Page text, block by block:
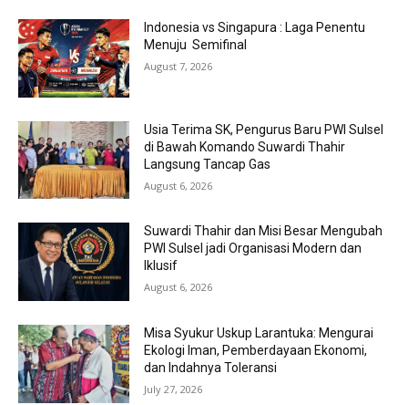
Indonesia vs Singapura : Laga Penentu
Menuju Semifinal
August 7, 2026
Usia Terima SK, Pengurus Baru PWI Sulsel
di Bawah Komando Suwardi Thahir
Langsung Tancap Gas
August 6, 2026
Suwardi Thahir dan Misi Besar Mengubah
PWI Sulsel jadi Organisasi Modern dan
Iklusif
August 6, 2026
Misa Syukur Uskup Larantuka: Mengurai
Ekologi Iman, Pemberdayaan Ekonomi,
dan Indahnya Toleransi
July 27, 2026